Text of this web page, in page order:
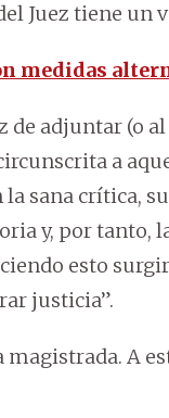
Juez tiene un
medidas
de adjuntar (o
a
sana crítica,
y, por tanto,
esto
justicia”.
A